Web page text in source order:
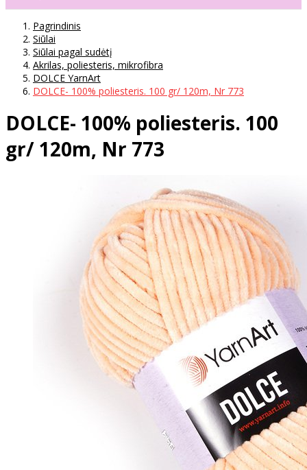
Pagrindinis
Siūlai
Siūlai pagal sudėtį
Akrilas, poliesteris, mikrofibra
DOLCE YarnArt
DOLCE- 100% poliesteris. 100 gr/ 120m, Nr 773
DOLCE- 100% poliesteris. 100
gr/ 120m, Nr 773